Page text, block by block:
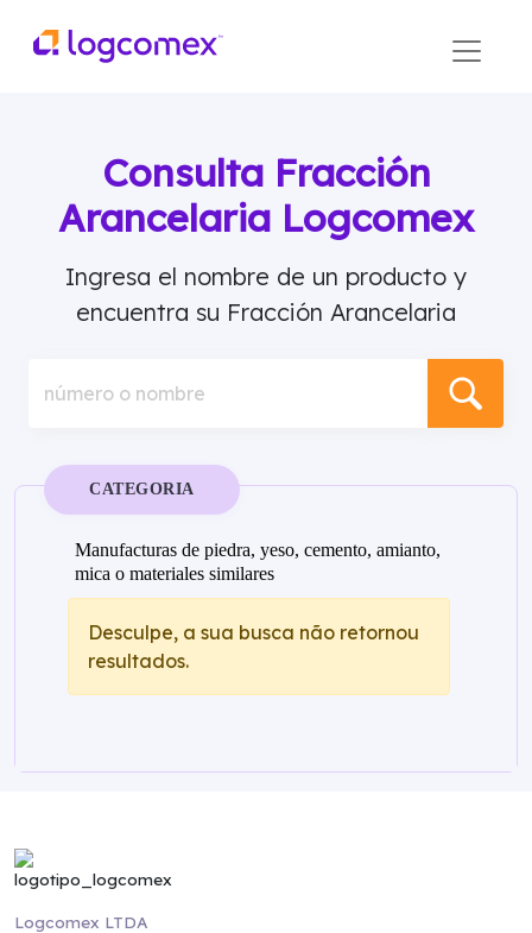
Consulta Fracción
Arancelaria Logcomex
Ingresa el nombre de un producto y
encuentra su Fracción Arancelaria
número o nombre
CATEGORIA
Manufacturas de piedra, yeso, cemento, amianto,
mica o materiales similares
Desculpe, a sua busca não retornou
resultados.
Logcomex LTDA